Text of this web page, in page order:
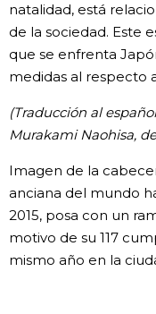
natalidad, está
de la sociedad. Este
que se enfrenta
medidas al respecto
(Traducción al
Murakami Naohisa,
Imagen de la
anciana del mundo
2015, posa con un
motivo de su 117
mismo año en la